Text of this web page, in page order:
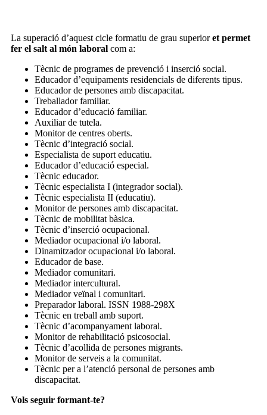
La superació d’aquest cicle formatiu de grau superioret permet
fer el salt al món laboral com a:
Tècnic de programes de prevenció i inserció social.
Educador d’equipaments residencials de diferents tipus.
Educador de persones amb discapacitat.
Treballador familiar.
Educador d’educació familiar.
Auxiliar de tutela.
Monitor de centres oberts.
Tècnic d’integració social.
Especialista de suport educatiu.
Educador d’educació especial.
Tècnic educador.
Tècnic especialista I (integrador social).
Tècnic especialista II (educatiu).
Monitor de persones amb discapacitat.
Tècnic de mobilitat bàsica.
Tècnic d’inserció ocupacional.
Mediador ocupacional i/o laboral.
Dinamitzador ocupacional i/o laboral.
Educador de base.
Mediador comunitari.
Mediador intercultural.
Mediador veïnal i comunitari.
Preparador laboral. ISSN 1988-298X
Tècnic en treball amb suport.
Tècnic d’acompanyament laboral.
Monitor de rehabilitació psicosocial.
Tècnic d’acollida de persones migrants.
Monitor de serveis a la comunitat.
Tècnic per a l’atenció personal de persones amb
discapacitat.
Vols seguir formant-te?